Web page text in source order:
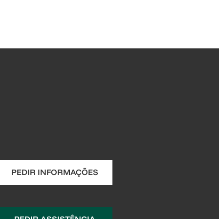
PEDIR INFORMAÇÕES